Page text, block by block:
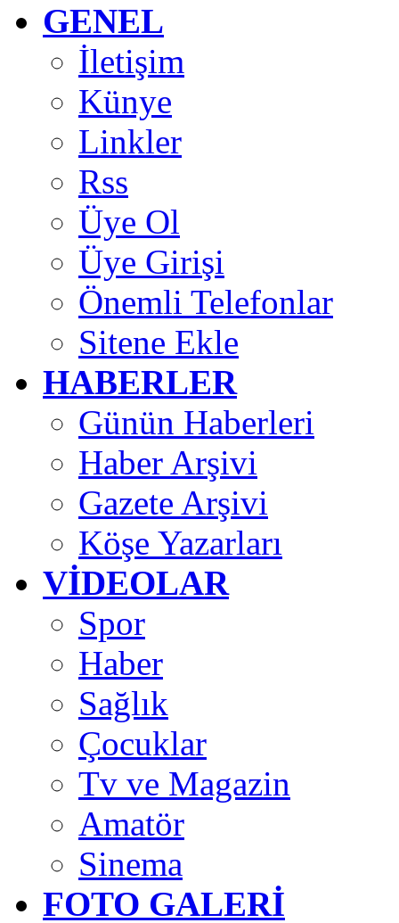
GENEL
İletişim
Künye
Linkler
Rss
Üye Ol
Üye Girişi
Önemli Telefonlar
Sitene Ekle
HABERLER
Günün Haberleri
Haber Arşivi
Gazete Arşivi
Köşe Yazarları
VİDEOLAR
Spor
Haber
Sağlık
Çocuklar
Tv ve Magazin
Amatör
Sinema
FOTO GALERİ